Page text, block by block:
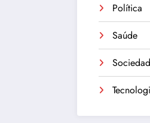
Política
Saúde